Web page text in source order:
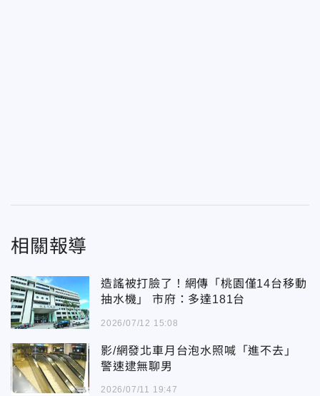
相關報導
造謠被打臉了！網傳「桃園僅14台移動
抽水機」 市府：多達181台
2026/07/12 15:08
影/網發北車月台泡水照喊「進不去」
警速逮無聊男
2026/07/11 19:47